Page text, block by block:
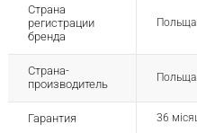
Страна
регистрации
бренда
Польща
Страна-
производитель
Польща
Гарантия 36